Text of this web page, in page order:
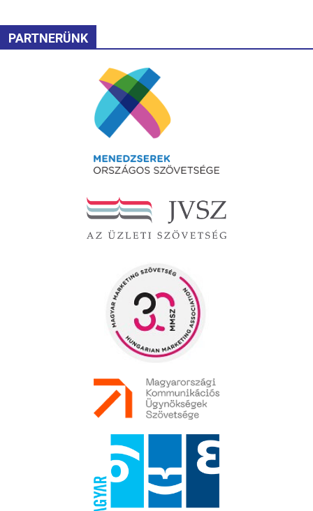
PARTNERÜNK